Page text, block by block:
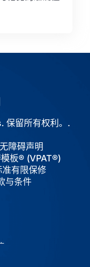
留所有权利。.
障碍声明
板® (VPAT®)
有限保修
与条件